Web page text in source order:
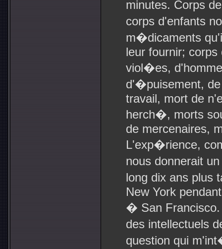
minutes. Corps
corps d'enfants
m�dicaments
leur fournir;
viol�es,
d'�puisement,
travail, mort de
herch�, morts
de mercenaires,
L'exp�rience,
nous donnerait
long dix ans plus
New York
� San
des intellectuels
question qui